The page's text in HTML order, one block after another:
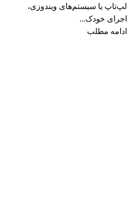
لپ‌تاپ یا سیستم‌های ویندوزی،
اجرای خودک...
ادامه مطلب